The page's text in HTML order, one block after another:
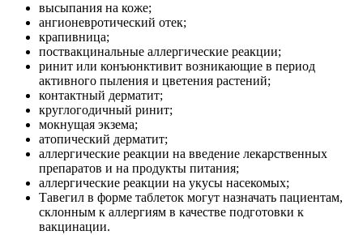
высыпания на коже;
ангионевротический отек;
крапивница;
поствакцинальные аллергические реакции;
ринит или конъюнктивит возникающие в период
активного пыления и цветения растений;
контактный дерматит;
круглогодичный ринит;
мокнущая экзема;
атопический дерматит;
аллергические реакции на введение лекарственных
препаратов и на продукты питания;
аллергические реакции на укусы насекомых;
Тавегил в форме таблеток могут назначать пациентам,
склонным к аллергиям в качестве подготовки к
вакцинации.